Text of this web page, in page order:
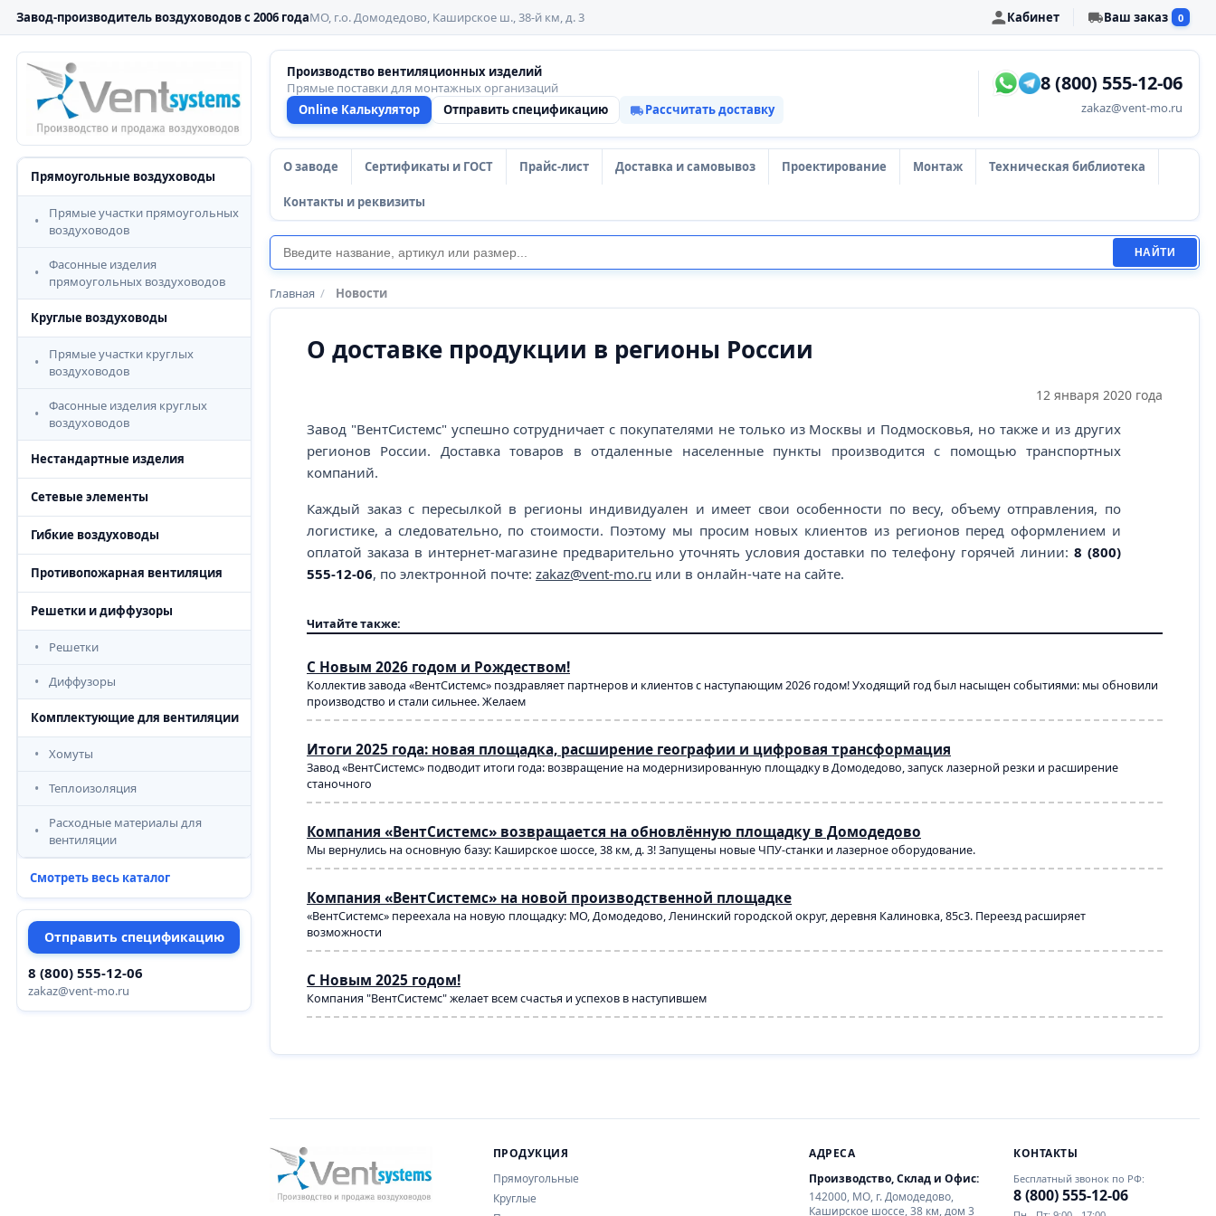
Завод-производитель воздуховодов с 2006 годаМО, г.о. Домодедово, Каширское ш., 38-й км, д. 3 Кабинет Ваш заказ 0
Прямоугольные воздуховоды
Прямые участки прямоугольных
воздуховодов
Фасонные изделия
прямоугольных воздуховодов
Круглые воздуховоды
Прямые участки круглых
воздуховодов
Фасонные изделия круглых
воздуховодов
Нестандартные изделия
Сетевые элементы
Гибкие воздуховоды
Противопожарная вентиляция
Решетки и диффузоры
Решетки
Диффузоры
Комплектующие для вентиляции
Хомуты
Теплоизоляция
Расходные материалы для
вентиляции
Смотреть весь каталог
Отправить спецификацию
8 (800) 555-12-06
zakaz@vent-mo.ru
Производство вентиляционных изделий
Прямые поставки для монтажных организаций
Online Калькулятор
Отправить спецификацию Рассчитать доставку
8 (800) 555-12-06
zakaz@vent-mo.ru
О заводе Сертификаты и ГОСТ Прайс-лист Доставка и самовывоз Проектирование Монтаж Техническая библиотека
Контакты и реквизиты
НАЙТИ
Главная / Новости
О доставке продукции в регионы России
12 января 2020 года
Завод "ВентСистемс" успешно сотрудничает с покупателями не только из Москвы и Подмосковья, но также и из других
регионов России. Доставка товаров в отдаленные населенные пункты производится с помощью транспортных
компаний.
Каждый заказ с пересылкой в регионы индивидуален и имеет свои особенности по весу, объему отправления, по
логистике, а следовательно, по стоимости. Поэтому мы просим новых клиентов из регионов перед оформлением и
оплатой заказа в интернет-магазине предварительно уточнять условия доставки по телефону горячей линии:8 (800)
555-12-06, по электронной почте: zakaz@vent-mo.ru или в онлайн-чате на сайте.
Читайте также:
С Новым 2026 годом и Рождеством!
Коллектив завода «ВентСистемс» поздравляет партнеров и клиентов с наступающим 2026 годом! Уходящий год был насыщен событиями: мы обновили
производство и стали сильнее. Желаем
Итоги 2025 года: новая площадка, расширение географии и цифровая трансформация
Завод «ВентСистемс» подводит итоги года: возвращение на модернизированную площадку в Домодедово, запуск лазерной резки и расширение
станочного
Компания «ВентСистемс» возвращается на обновлённую площадку в Домодедово
Мы вернулись на основную базу: Каширское шоссе, 38 км, д. 3! Запущены новые ЧПУ-станки и лазерное оборудование.
Компания «ВентСистемс» на новой производственной площадке
«ВентСистемс» переехала на новую площадку: МО, Домодедово, Ленинский городской округ, деревня Калиновка, 85с3. Переезд расширяет
возможности
С Новым 2025 годом!
Компания "ВентСистемс" желает всем счастья и успехов в наступившем
ПРОДУКЦИЯ
Прямоугольные
Круглые
АДРЕСА
Производство, Склад и Офис:
142000, МО, г. Домодедово,
Каширское шоссе, 38 км, дом 3
КОНТАКТЫ
Бесплатный звонок по РФ:
8 (800) 555-12-06